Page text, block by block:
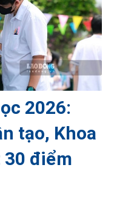
2026:
tạo, Khoa
30 điểm